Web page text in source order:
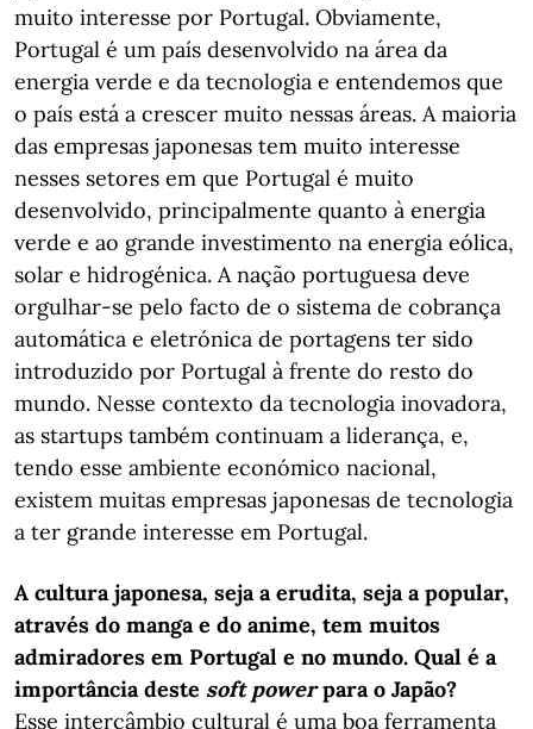
muito interesse por Portugal. Obviamente,
Portugal é um país desenvolvido na área da
energia verde e da tecnologia e entendemos que
o país está a crescer muito nessas áreas. A maioria
das empresas japonesas tem muito interesse
nesses setores em que Portugal é muito
desenvolvido, principalmente quanto à energia
verde e ao grande investimento na energia eólica,
solar e hidrogénica. A nação portuguesa deve
orgulhar-se pelo facto de o sistema de cobrança
automática e eletrónica de portagens ter sido
introduzido por Portugal à frente do resto do
mundo. Nesse contexto da tecnologia inovadora,
as startups também continuam a liderança, e,
tendo esse ambiente económico nacional,
existem muitas empresas japonesas de tecnologia
a ter grande interesse em Portugal.
A cultura japonesa, seja a erudita, seja a popular,
através do manga e do anime, tem muitos
admiradores em Portugal e no mundo. Qual é a
importância deste soft powerpara o Japão?
Esse intercâmbio cultural é uma boa ferramenta